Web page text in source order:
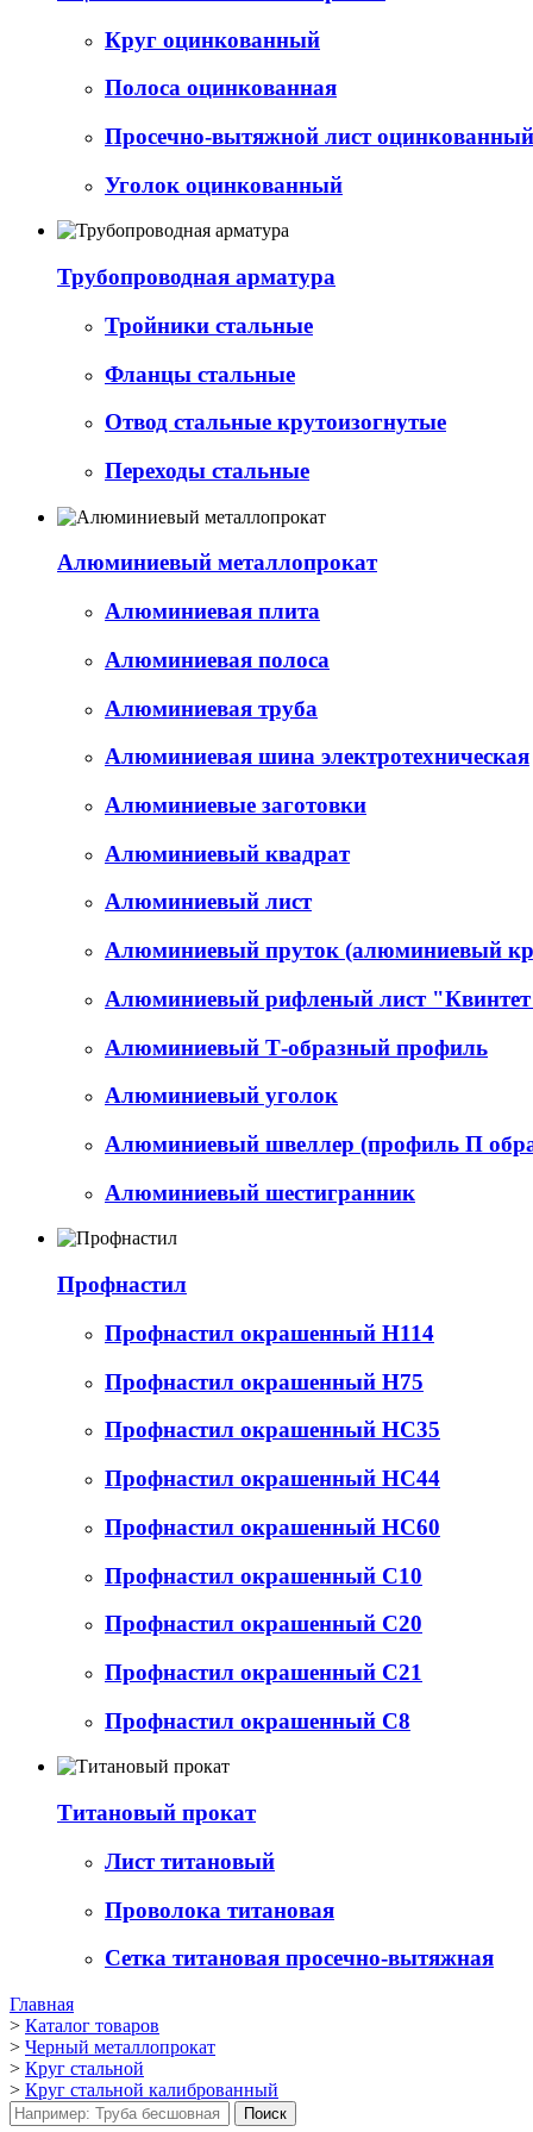
Круг оцинкованный
Полоса оцинкованная
Просечно-вытяжной лист
Уголок оцинкованный
Трубопроводная арматура
Тройники стальные
Фланцы стальные
Отвод стальные крутоизогнутые
Переходы стальные
Алюминиевый металлопрокат
Алюминиевая плита
Алюминиевая полоса
Алюминиевая труба
Алюминиевая шина электротехническая
Алюминиевые заготовки
Алюминиевый квадрат
Алюминиевый лист
Алюминиевый пруток (алюминиевый
Алюминиевый рифленый лист
Алюминиевый Т-образный профиль
Алюминиевый уголок
Алюминиевый швеллер (профиль П
Алюминиевый шестигранник
Профнастил
Профнастил окрашенный Н114
Профнастил окрашенный Н75
Профнастил окрашенный НС35
Профнастил окрашенный НС44
Профнастил окрашенный НС60
Профнастил окрашенный С10
Профнастил окрашенный С20
Профнастил окрашенный С21
Профнастил окрашенный С8
Титановый прокат
Лист титановый
Проволока титановая
Сетка титановая просечно-вытяжная
Главная
> Каталог товаров
> Черный металлопрокат
> Круг стальной
> Круг стальной калиброванный